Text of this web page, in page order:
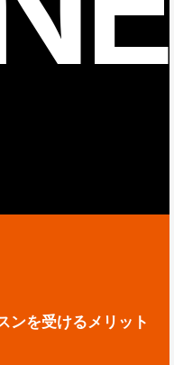
ンを受けるメリット